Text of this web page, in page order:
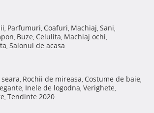
, Parfumuri, Coafuri, Machiaj, Sani,
, Buze, Celulita, Machiaj ochi,
, Salonul de acasa
, Rochii de mireasa, Costume de baie,
, Inele de logodna, Verighete,
, Tendinte 2020